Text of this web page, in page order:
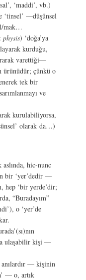
‘maddi’, vb.)
‘tinsel’ —düşünsel
mak…
physis) ‘doğa’ya
kurduğu,
varettiği—
ürünüdür; çünkü o
tek bir
ve
kurulabiliyorsa,
olarak da…)
aslında, hic-nunc
bir ‘yer’dedir —
hep ‘bir yerde’dir;
“Buradayım”
o ‘yer’de
ulaşabilir kişi —
— kişinin
— o, artık